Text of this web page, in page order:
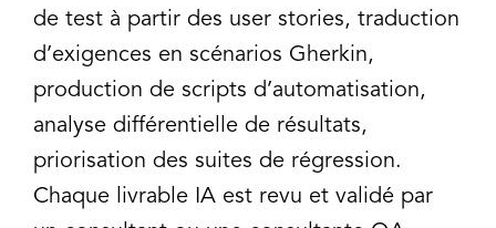
de test à partir des user stories, traduction
d’exigences en scénarios Gherkin,
production de scripts d’automatisation,
analyse différentielle de résultats,
priorisation des suites de régression.
Chaque livrable IA est revu et validé par